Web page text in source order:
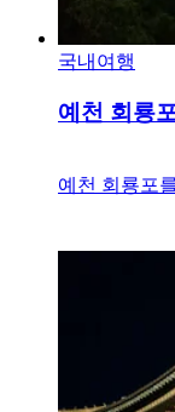
국내여행
예천 회룡
예천 회룡포